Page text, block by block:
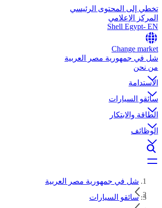
تخطي إلى المحتوى الرئيسي
المركز الإعلامي
Shell Egypt- EN
Change market
شل في جمهورية مصر العربية
من نحن
الاستدامة
سائقو السيارات
الطاقة والابتكار
الوظائف
شل في جمهورية مصر العربية
سائقو السيارات